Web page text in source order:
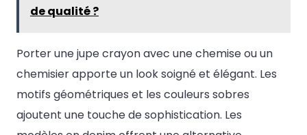
de qualité ?
Porter une jupe crayon avec une chemise ou un
chemisier apporte un look soigné et élégant. Les
motifs géométriques et les couleurs sobres
ajoutent une touche de sophistication. Les